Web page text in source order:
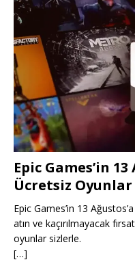
Epic Games’in
Ücretsiz
Epic Games’in 13
atın ve kaçırılmayacak
oyunlar sizlerle.
[…]